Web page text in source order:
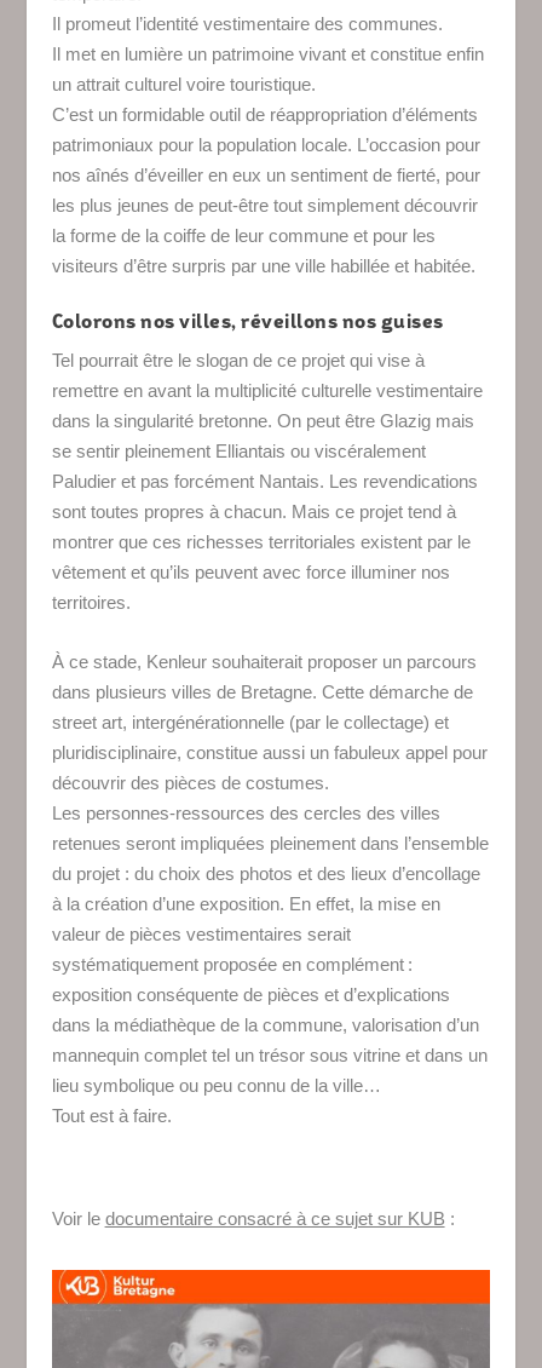
Il promeut l’identité vestimentaire des communes.
Il met en lumière un patrimoine vivant et constitue enfin
un attrait culturel voire touristique.
C’est un formidable outil de réappropriation d’éléments
patrimoniaux pour la population locale. L’occasion pour
nos aînés d’éveiller en eux un sentiment de fierté, pour
les plus jeunes de peut-être tout simplement découvrir
la forme de la coiffe de leur commune et pour les
visiteurs d’être surpris par une ville habillée et habitée.
Colorons nos villes, réveillons nos guises
Tel pourrait être le slogan de ce projet qui vise à
remettre en avant la multiplicité culturelle vestimentaire
dans la singularité bretonne. On peut être Glazig mais
se sentir pleinement Elliantais ou viscéralement
Paludier et pas forcément Nantais. Les revendications
sont toutes propres à chacun. Mais ce projet tend à
montrer que ces richesses territoriales existent par le
vêtement et qu’ils peuvent avec force illuminer nos
territoires.
À ce stade, Kenleur souhaiterait proposer un parcours
dans plusieurs villes de Bretagne. Cette démarche de
street art, intergénérationnelle (par le collectage) et
pluridisciplinaire, constitue aussi un fabuleux appel pour
découvrir des pièces de costumes.
Les personnes-ressources des cercles des villes
retenues seront impliquées pleinement dans l’ensemble
du projet : du choix des photos et des lieux d’encollage
à la création d’une exposition. En effet, la mise en
valeur de pièces vestimentaires serait
systématiquement proposée en complément :
exposition conséquente de pièces et d’explications
dans la médiathèque de la commune, valorisation d’un
mannequin complet tel un trésor sous vitrine et dans un
lieu symbolique ou peu connu de la ville…
Tout est à faire.
Voir le documentaire consacré à ce sujet sur KUB :